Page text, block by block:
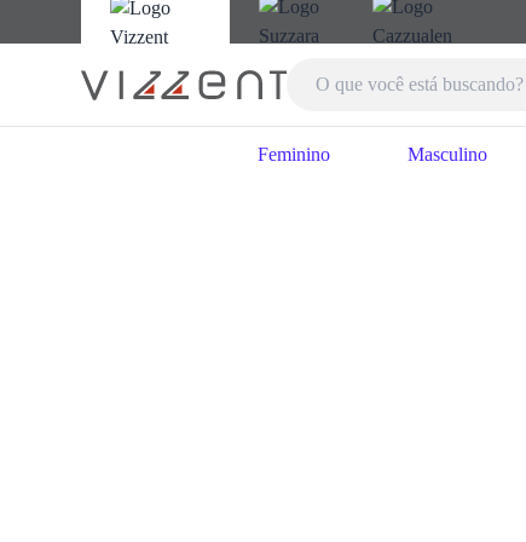
Feminino Masculino